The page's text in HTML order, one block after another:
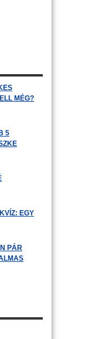
MÉG?
5
EGY
PÁR